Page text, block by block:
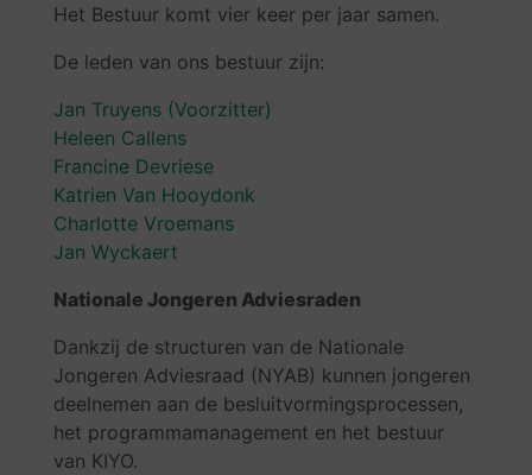
Het Bestuur komt vier keer per jaar samen.
De leden van ons bestuur zijn:
Jan Truyens (Voorzitter)
Heleen Callens
Francine Devriese
Katrien Van Hooydonk
Charlotte Vroemans
Jan Wyckaert
Nationale Jongeren Adviesraden
Dankzij de structuren van de Nationale
Jongeren Adviesraad (NYAB) kunnen jongeren
deelnemen aan de besluitvormingsprocessen,
het programmamanagement en het bestuur
van KIYO.